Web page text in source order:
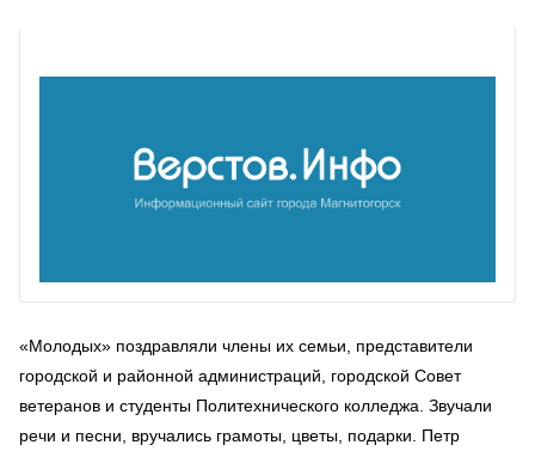
«Молодых» поздравляли члены их семьи, представители
городской и районной администраций, городской Совет
ветеранов и студенты Политехнического колледжа. Звучали
речи и песни, вручались грамоты, цветы, подарки. Петр